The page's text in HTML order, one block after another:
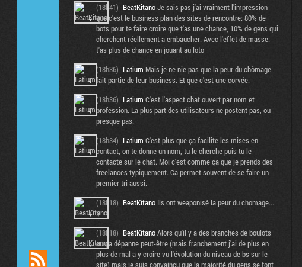
(18h41) BeatKitanoJe sais pas j'ai vraiment l'impression
que c'est le business plan des sites de rencontre: 80% de
bots pour te faire croire que t'as une chance, 10% de gens qui
cherchent réellement a embaucher. Avec l'effet de masse:
t'as plus de chance en jouant au loto
(18h36) Latium Mais je ne nie pas que la peur du chômage
fait partie de leur business. Et que c'est une corvée.
(18h36) Latium C'est l'aspect chat ouvert par nom et
profession. La plus part des utilisateurs ne postent pas, ou
presque pas.
(18h34) Latium C'est plus que ça facilite les mises en
contact, on te donne un nom, tu le cherche puis tu le
contacte sur le chat. Moi c'est comme ça que je prends des
freelances typiquement. Ca permet souvent de se faire un
premier tri aussi.
(18h18) BeatKitano Ils ont weaponisé la peur du chomage...
:/
(18h18) BeatKitanoAlors qu'il y a des branches de boulots
ou ça dépanne peut-être (mais franchement j'ai de plus en
plus de mal a y croire vu l'évolution du niveau de bs sur le
site) mais je suis convaincu que la majorité du gens se font